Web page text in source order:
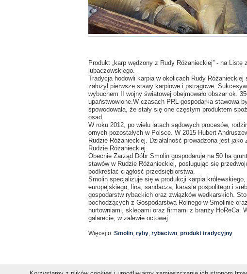
Produkt „karp wędzony z Rudy Różanieckiej” - na Listę
lubaczowskiego.
Tradycja hodowli karpia w okolicach Rudy
założył pierwsze stawy karpiowe i pstrągowe.
wybuchem II wojny światowej obejmowało obszar ok.
upaństwowione.W czasach PRL gospodarka stawowa
spowodowała, że stały się one częstym produktem
osad.
W roku 2012, po wielu latach sądowych procesów,
ornych pozostałych w Polsce. W 2015 Hubert
Rudzie Różanieckiej. Działalność prowadzona jest
Rudzie Różanieckiej.
Obecnie Zarząd Dóbr Smolin gospodaruje na 50 ha
stawów w Rudzie Różanieckiej, posługując się
podkreślać ciągłość przedsiębiorstwa.
Smolin specjalizuje się w produkcji karpia
europejskiego, lina, sandacza, karasia pospolitego i
gospodarstw rybackich oraz związków wędkarskich.
pochodzących z Gospodarstwa Rolnego w Smolinie
hurtowniami, sklepami oraz firmami z branży HoReCa.
galarecie, w zalewie octowej.
Więcej o: Smolin, ryby, rybactwo, produkt tradycyjny